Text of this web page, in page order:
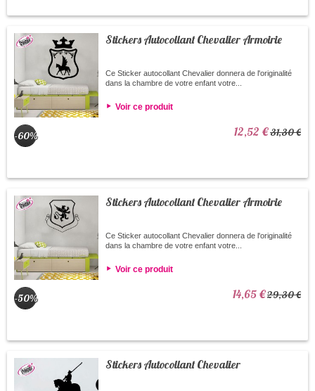
Stickers Autocollant Chevalier Armoirie
Ce Sticker autocollant Chevalier donnera de l'originalité
dans la chambre de votre enfant votre...
Voir ce produit
-60% 12,52 €31,30 €
Stickers Autocollant Chevalier Armoirie
Ce Sticker autocollant Chevalier donnera de l'originalité
dans la chambre de votre enfant votre...
Voir ce produit
-50% 14,65 €29,30 €
Stickers Autocollant Chevalier